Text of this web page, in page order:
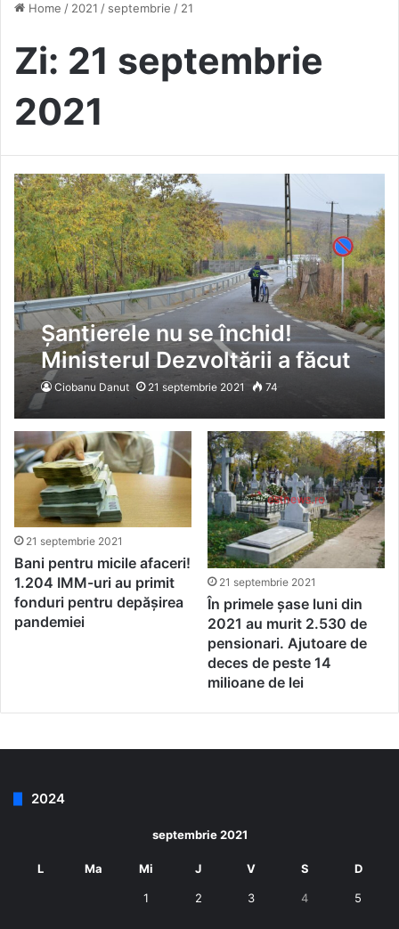
Home / 2021 / septembrie / 21
Zi: 21 septembrie
2021
Șantierele nu se închid!
Ministerul Dezvoltării a făcut
plăți de peste 13 milioane de
lei pentru proiectele PNDL
Ciobanu Danut 21 septembrie 2021 74
21 septembrie 2021
Bani pentru micile afaceri!
1.204 IMM-uri au primit
fonduri pentru depășirea
pandemiei
21 septembrie 2021
În primele șase luni din
2021 au murit 2.530 de
pensionari. Ajutoare de
deces de peste 14
milioane de lei
2024
septembrie 2021
L Ma Mi J V S D
1 2 3 4 5